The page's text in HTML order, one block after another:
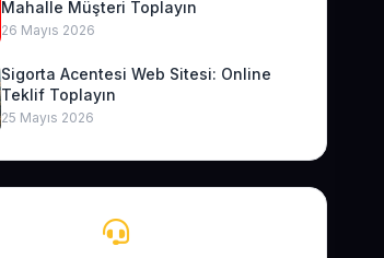
Mahalle Müşteri Toplayın
26 Mayıs 2026
Sigorta Acentesi Web Sitesi: Online
Teklif Toplayın
25 Mayıs 2026